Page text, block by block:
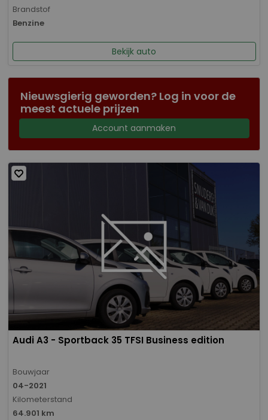
Brandstof
Benzine
Bekijk auto
Nieuwsgierig geworden? Log in voor de
meest actuele prijzen
Account aanmaken
Audi A3 - Sportback 35 TFSI Business edition
Bouwjaar
04-2021
Kilometerstand
64.901 km